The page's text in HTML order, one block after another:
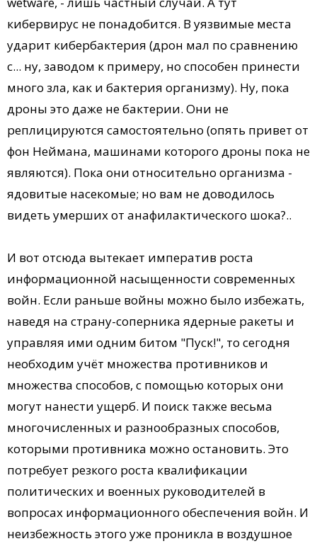
кибервирус не понадобится. В уязвимые места
ударит кибербактерия (дрон мал по сравнению
с... ну, заводом к примеру, но способен принести
много зла, как и бактерия организму). Ну, пока
дроны это даже не бактерии. Они не
реплицируются самостоятельно (опять привет от
фон Неймана, машинами которого дроны пока не
являются). Пока они относительно организма -
ядовитые насекомые; но вам не доводилось
видеть умерших от анафилактического шока?..
И вот отсюда вытекает императив роста
информационной насыщенности современных
войн. Если раньше войны можно было избежать,
наведя на страну-соперника ядерные ракеты и
управляя ими одним битом "Пуск!", то сегодня
необходим учёт множества противников и
множества способов, с помощью которых они
могут нанести ущерб. И поиск также весьма
многочисленных и разнообразных способов,
которыми противника можно остановить. Это
потребует резкого роста квалификации
политических и военных руководителей в
вопросах информационного обеспечения войн. И
неизбежность этого уже проникла в воздушное